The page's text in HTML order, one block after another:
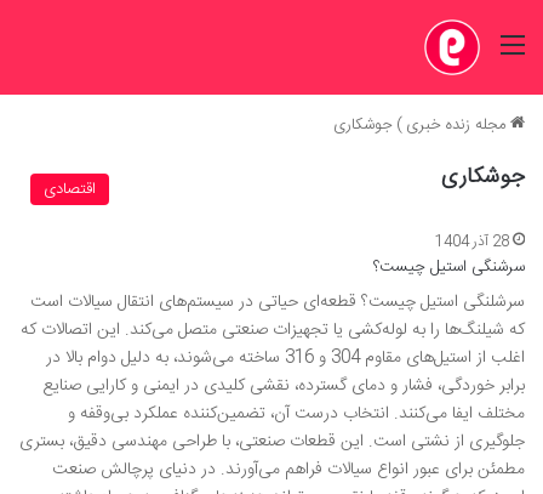
منو
مجله زنده خبری)جوشکاری
جوشکاری اقتصادی
28 آذر 1404
سرشنگی استیل چیست؟
سرشلنگی استیل چیست؟ قطعه‌ای حیاتی در سیستم‌های انتقال سیالات است
که شیلنگ‌ها را به لوله‌کشی یا تجهیزات صنعتی متصل می‌کند. این اتصالات که
اغلب از استیل‌های مقاوم 304 و 316 ساخته می‌شوند، به دلیل دوام بالا در
برابر خوردگی، فشار و دمای گسترده، نقشی کلیدی در ایمنی و کارایی صنایع
مختلف ایفا می‌کنند. انتخاب درست آن، تضمین‌کننده عملکرد بی‌وقفه و
جلوگیری از نشتی است. این قطعات صنعتی، با طراحی مهندسی دقیق، بستری
مطمئن برای عبور انواع سیالات فراهم می‌آورند. در دنیای پرچالش صنعت